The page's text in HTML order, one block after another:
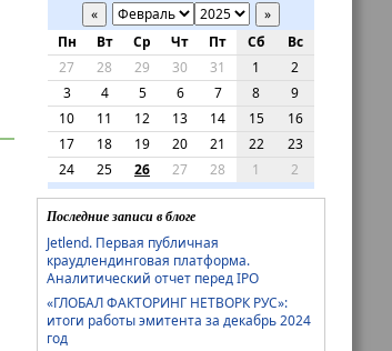
«
»
Пн
Вт Ср Чт Пт Сб
Вс
27
28 29 30 31 1
2
3
4 5 6 7 8
9
10
11 12 13 14 15
16
17
18 19 20 21 22
23
24
25 26 27 28 1 2
Последние записи в блоге
Jetlend. Первая публичная
краудлендинговая платформа.
Аналитический отчет перед IPO
«ГЛОБАЛ ФАКТОРИНГ НЕТВОРК РУС»:
итоги работы эмитента за декабрь 2024
год